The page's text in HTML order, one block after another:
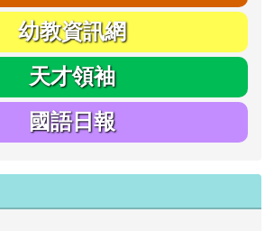
幼教資訊網
天才領袖
國語日報